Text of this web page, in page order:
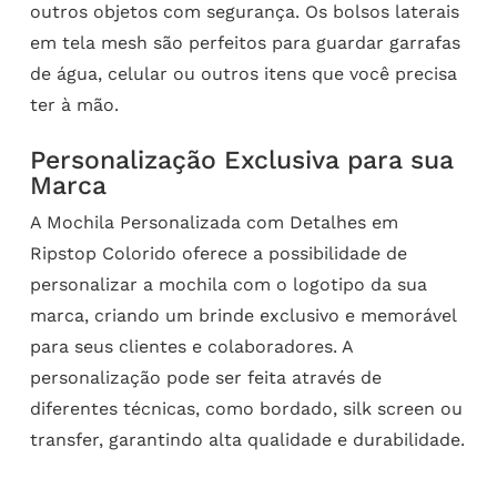
outros objetos com segurança. Os bolsos laterais
em tela mesh são perfeitos para guardar garrafas
de água, celular ou outros itens que você precisa
ter à mão.
Personalização Exclusiva para sua
Marca
A Mochila Personalizada com Detalhes em
Ripstop Colorido oferece a possibilidade de
personalizar a mochila com o logotipo da sua
marca, criando um brinde exclusivo e memorável
para seus clientes e colaboradores. A
personalização pode ser feita através de
diferentes técnicas, como bordado, silk screen ou
transfer, garantindo alta qualidade e durabilidade.